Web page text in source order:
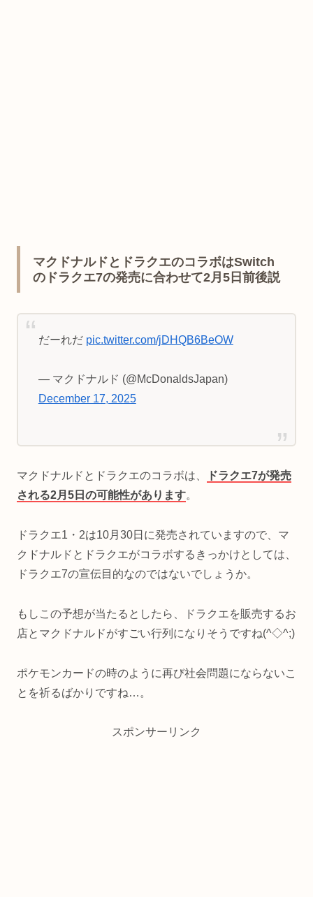
マクドナルドとドラクエのコラボはSwitch
のドラクエ7の発売に合わせて2月5日前後説
だーれだ pic.twitter.com/jDHQB6BeOW
— マクドナルド (@McDonaldsJapan)
December 17, 2025
マクドナルドとドラクエのコラボは、
ドラクエ7が発売
される2月5日の可能性があります。
ドラクエ1・2は10月30日に発売されていますので、マ
クドナルドとドラクエがコラボするきっかけとしては、
ドラクエ7の宣伝目的なのではないでしょうか。
もしこの予想が当たるとしたら、ドラクエを販売するお
店とマクドナルドがすごい行列になりそうですね(^◇^;)
ポケモンカードの時のように再び社会問題にならないこ
とを祈るばかりですね…。
スポンサーリンク